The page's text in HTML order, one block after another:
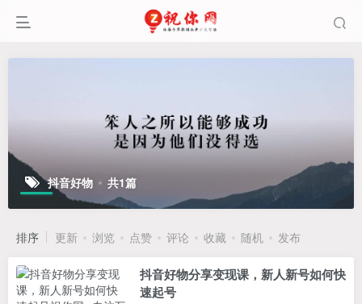
抖音好物 共1篇
排序 更新 浏览 点赞 评论 收藏 随机 发布
抖音好物分享变现课，新人新号如何快
速起号